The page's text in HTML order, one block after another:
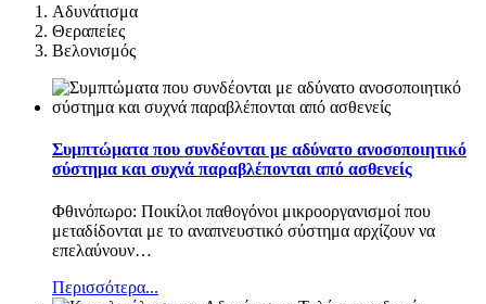
Αδυνάτισμα
Θεραπείες
Βελονισμός
Συμπτώματα που συνδέονται με αδύνατο ανοσοποιητικό
σύστημα και συχνά παραβλέπονται από ασθενείς
Φθινόπωρο: Ποικίλοι παθογόνοι μικροοργανισμοί που
μεταδίδονται με το αναπνευστικό σύστημα αρχίζουν να
επελαύνουν…
Περισσότερα...